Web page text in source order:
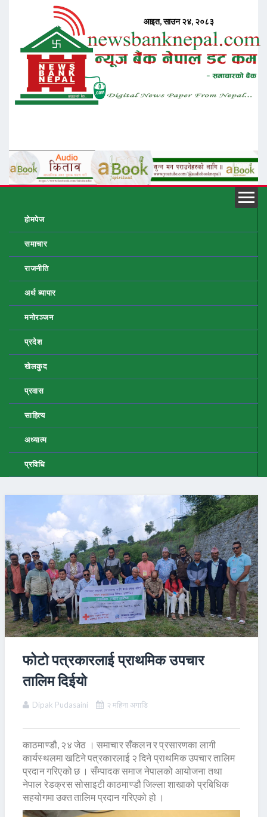
होमपेज
समाचार
राजनीति
अर्थ ब्यापार
मनोरञ्जन
प्रदेश
खेलकुद
प्रवास
साहित्य
अध्यात्म
प्रविधि
फोटो पत्रकारलाई प्राथमिक उपचार
तालिम दिईयो
Dipak Pudasaini २ महिना अगाडि
काठमाण्डौ, २४ जेठ । समाचार सँकलन र प्रसारणका लागी
कार्यस्थलमा खटिने पत्रकारलाई २ दिने प्राथमिक उपचार तालिम
प्रदान गरिएको छ । सँम्पादक समाज नेपालको आयोजना तथा
नेपाल रेडक्रस सोसाइटी काठमाण्डौ जिल्ला शाखाको प्रबिधिक
सहयोगमा उक्त तालिम प्रदान गरिएको हो ।